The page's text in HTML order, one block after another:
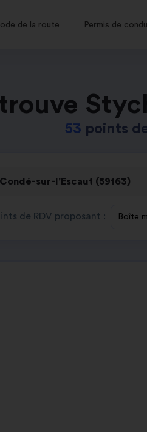
de la route Permis de
53 points
de RDV proposant : Boîte